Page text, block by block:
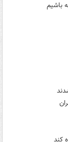
باشیم
کند